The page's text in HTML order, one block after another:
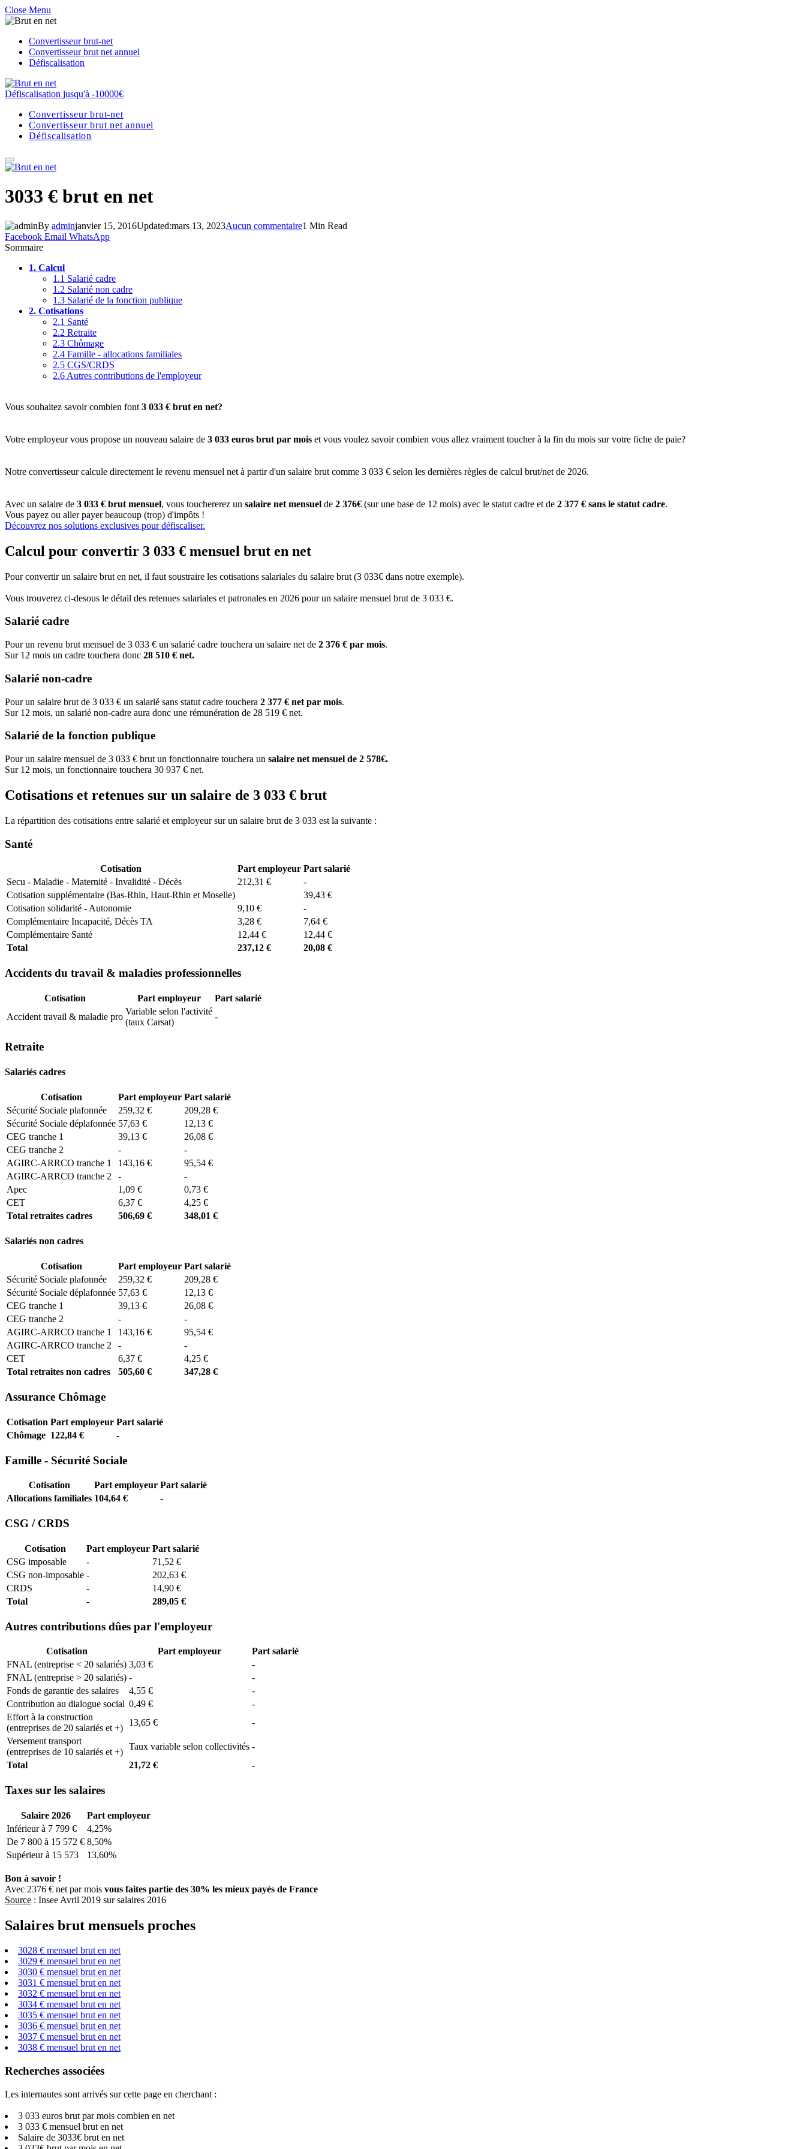
Close Menu
Convertisseur brut-net
Convertisseur brut net annuel
Défiscalisation
Défiscalisation jusqu'à -10000€
Convertisseur brut-net
Convertisseur brut net annuel
Défiscalisation
3033 € brut en net
By adminjanvier 15, 2016Updated:mars 13, 2023Aucun commentaire1 Min Read
Facebook Email WhatsApp
Sommaire
1. Calcul
1.1 Salarié cadre
1.2 Salarié non cadre
1.3 Salarié de la fonction publique
2. Cotisations
2.1 Santé
2.2 Retraite
2.3 Chômage
2.4 Famille - allocations familiales
2.5 CGS/CRDS
2.6 Autres contributions de l'employeur
Vous souhaitez savoir combien font 3 033 € brut en net?
Votre employeur vous propose un nouveau salaire de 3 033 euros brut par mois et vous voulez savoir combien vous allez vraiment toucher à la fin du mois sur votre fiche de paie?
Notre convertisseur calcule directement le revenu mensuel net à partir d'un salaire brut comme 3 033 € selon les dernières règles de calcul brut/net de 2026.
Avec un salaire de 3 033 € brut mensuel, vous touchererez un salaire net mensuel de 2 376€ (sur une base de 12 mois) avec le statut cadre et de 2 377 € sans le statut cadre.
Vous payez ou aller payer beaucoup (trop) d'impôts !
Découvrez nos solutions exclusives pour défiscaliser.
Calcul pour convertir 3 033 € mensuel brut en net
Pour convertir un salaire brut en net, il faut soustraire les cotisations salariales du salaire brut (3 033€ dans notre exemple).
Vous trouverez ci-desous le détail des retenues salariales et patronales en 2026 pour un salaire mensuel brut de 3 033 €.
Salarié cadre
Pour un revenu brut mensuel de 3 033 € un salarié cadre touchera un salaire net de 2 376 € par mois.
Sur 12 mois un cadre touchera donc 28 510 € net.
Salarié non-cadre
Pour un salaire brut de 3 033 € un salarié sans statut cadre touchera 2 377 € net par mois.
Sur 12 mois, un salarié non-cadre aura donc une rémunération de 28 519 € net.
Salarié de la fonction publique
Pour un salaire mensuel de 3 033 € brut un fonctionnaire touchera un salaire net mensuel de 2 578€.
Sur 12 mois, un fonctionnaire touchera 30 937 € net.
Cotisations et retenues sur un salaire de 3 033 € brut
La répartition des cotisations entre salarié et employeur sur un salaire brut de 3 033 est la suivante :
Santé
Cotisation Part employeur Part salarié
Secu - Maladie - Maternité - Invalidité - Décès
212,31 €
-
Cotisation supplémentaire (Bas-Rhin, Haut-Rhin et Moselle)
39,43 €
Cotisation solidarité - Autonomie
9,10 €
-
Complémentaire Incapacité, Décès TA
3,28 €
7,64 €
Complémentaire Santé
12,44 €
12,44 €
Total
237,12 € 20,08 €
Accidents du travail & maladies professionnelles
Cotisation Part employeur
Part salarié
Accident travail & maladie pro
Variable selon l'activité
(taux Carsat)
-
Retraite
Salariés cadres
Cotisation Part employeur Part salarié
Sécurité Sociale plafonnée
259,32 €
209,28 €
Sécurité Sociale déplafonnée 57,63 €
12,13 €
CEG tranche 1
39,13 €
26,08 €
CEG tranche 2
-
-
AGIRC-ARRCO tranche 1
143,16 €
95,54 €
AGIRC-ARRCO tranche 2
-
-
Apec
1,09 €
0,73 €
CET
6,37 €
4,25 €
Total retraites cadres
506,69 € 348,01 €
Salariés non cadres
Cotisation Part employeur Part salarié
Sécurité Sociale plafonnée
259,32 €
209,28 €
Sécurité Sociale déplafonnée 57,63 €
12,13 €
CEG tranche 1
39,13 €
26,08 €
CEG tranche 2
-
-
AGIRC-ARRCO tranche 1
143,16 €
95,54 €
AGIRC-ARRCO tranche 2
-
-
CET
6,37 €
4,25 €
Total retraites non cadres
505,60 € 347,28 €
Assurance Chômage
Cotisation Part employeur Part salarié
Chômage 122,84 € -
Famille - Sécurité Sociale
Cotisation Part employeur Part salarié
Allocations familiales 104,64 € -
CSG / CRDS
Cotisation Part employeur Part salarié
CSG imposable
-
71,52 €
CSG non-imposable -
202,63 €
CRDS
-
14,90 €
Total
- 289,05 €
Autres contributions dûes par l'employeur
Cotisation Part employeur
Part salarié
FNAL (entreprise < 20 salariés) 3,03 €
-
FNAL (entreprise > 20 salariés) -
-
Fonds de garantie des salaires
4,55 €
-
Contribution au dialogue social 0,49 €
-
Effort à la construction
(entreprises de 20 salariés et +)
13,65 €
-
Versement transport
(entreprises de 10 salariés et +)
Taux variable selon collectivités -
Total
21,72 € -
Taxes sur les salaires
Salaire 2026
Part employeur
Inférieur à 7 799 €
4,25%
De 7 800 à 15 572 € 8,50%
Supérieur à 15 573
13,60%
Bon à savoir !
Avec 2376 € net par mois vous faites partie des 30% les mieux payés de France
Source : Insee Avril 2019 sur salaires 2016
Salaires brut mensuels proches
3028 € mensuel brut en net
3029 € mensuel brut en net
3030 € mensuel brut en net
3031 € mensuel brut en net
3032 € mensuel brut en net
3034 € mensuel brut en net
3035 € mensuel brut en net
3036 € mensuel brut en net
3037 € mensuel brut en net
3038 € mensuel brut en net
Recherches associées
Les internautes sont arrivés sur cette page en cherchant :
3 033 euros brut par mois combien en net
3 033 € mensuel brut en net
Salaire de 3033€ brut en net